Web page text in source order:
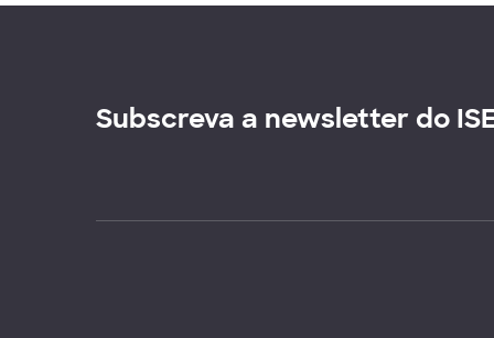
Subscreva a newsletter do